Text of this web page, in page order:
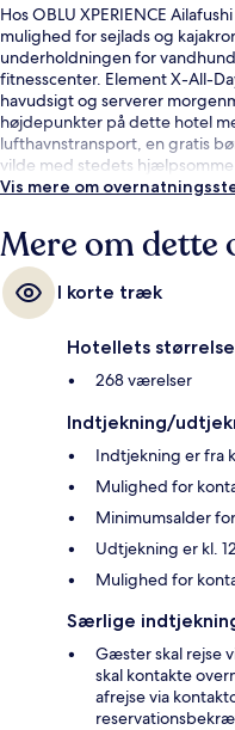
Hos OBLU XPERIENCE
mulighed for sejlads og
underholdningen for
fitnesscenter. Element X-All-
havudsigt og serverer
højdepunkter på dette hotel
lufthavnstransport, en gratis
vilde med stedets hjælpsomme
Vis mere om
Mere om dette
I korte træk
Hotellets størrelse
268 værelser
Indtjekning/
Indtjekning er fra
Mulighed for
Minimumsalder
Udtjekning er kl.
Mulighed for
Særlige
Gæster skal rejse
skal kontakte
afrejse via